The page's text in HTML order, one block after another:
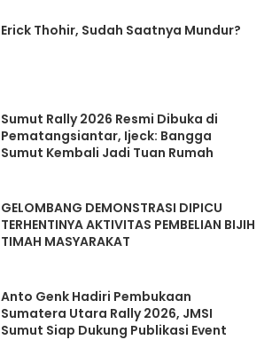
Erick Thohir, Sudah Saatnya Mundur?
Sumut Rally 2026 Resmi Dibuka di
Pematangsiantar, Ijeck: Bangga
Sumut Kembali Jadi Tuan Rumah
GELOMBANG DEMONSTRASI DIPICU
TERHENTINYA AKTIVITAS PEMBELIAN BIJIH
TIMAH MASYARAKAT
Anto Genk Hadiri Pembukaan
Sumatera Utara Rally 2026, JMSI
Sumut Siap Dukung Publikasi Event